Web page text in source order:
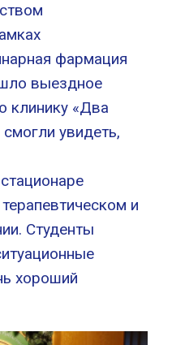
фармация
выездное
клинику «Два
увидеть,
и
Студенты
хороший